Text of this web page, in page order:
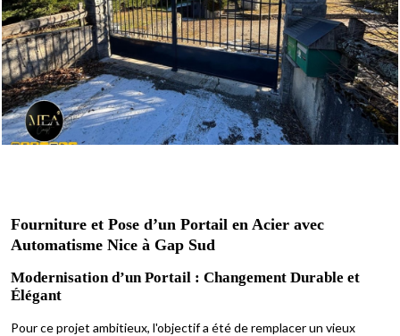
Fourniture et Pose d’un Portail en Acier avec
Automatisme Nice à Gap Sud
Modernisation d’un Portail : Changement Durable et
Élégant
Pour ce projet ambitieux, l'objectif a été de remplacer un vieux